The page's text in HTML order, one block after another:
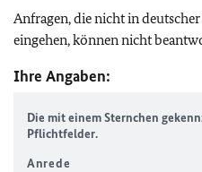
Anfragen, die nicht in
eingehen, können nicht
Ihre Angaben:
Die mit einem Sternchen
Pflichtfelder.
Anrede